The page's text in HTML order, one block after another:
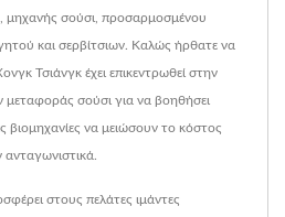
μηχανής σούσι, προσαρμοσμένου
και σερβίτσιων. Καλώς ήρθατε να
Τσιάνγκ έχει επικεντρωθεί στην
σούσι για να βοηθήσει
βιομηχανίες να μειώσουν το κόστος
στους πελάτες ιμάντες